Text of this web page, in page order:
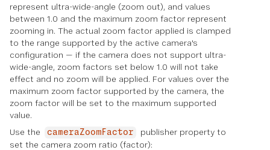
represent ultra-wide-angle (zoom out), and values
between 1.0 and the maximum zoom factor represent
zooming in. The actual zoom factor applied is clamped
to the range supported by the active camera's
configuration — if the camera does not support ultra-
wide-angle, zoom factors set below 1.0 will not take
effect and no zoom will be applied. For values over the
maximum zoom factor supported by the camera, the
zoom factor will be set to the maximum supported
value.
Use the
cameraZoomFactor
publisher property to
set the camera zoom ratio (factor):